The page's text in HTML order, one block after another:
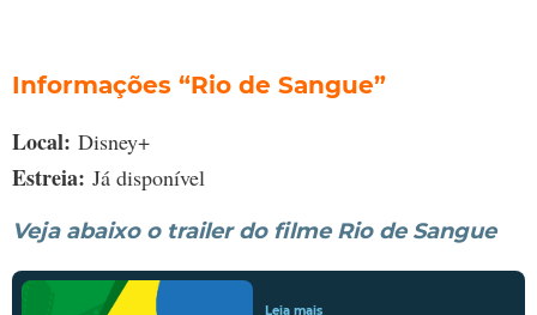
Informações “Rio de Sangue”
Local: Disney+
Estreia: Já disponível
Veja abaixo o trailer do filme Rio de Sangue
Leia mais